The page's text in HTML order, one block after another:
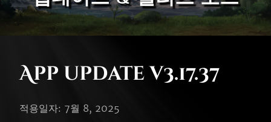
App update v3.17.37
적용일자: 7월 8, 2025